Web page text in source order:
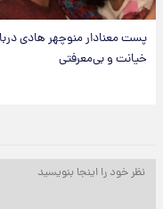
پست معنادار منوچهر هادی درباره
خیانت و بی‌معرفتی